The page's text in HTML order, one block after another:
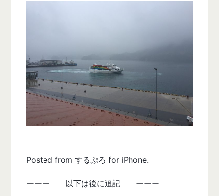
Posted from するぷろ for iPhone.
ーーー 以下は後に追記 ーーー